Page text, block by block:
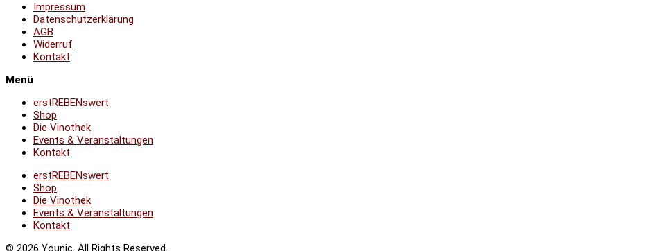
Impressum
Datenschutzerklärung
AGB
Widerruf
Kontakt
Menü
erstREBENswert
Shop
Die Vinothek
Events & Veranstaltungen
Kontakt
erstREBENswert
Shop
Die Vinothek
Events & Veranstaltungen
Kontakt
© 2026 Younic. All Rights Reserved.